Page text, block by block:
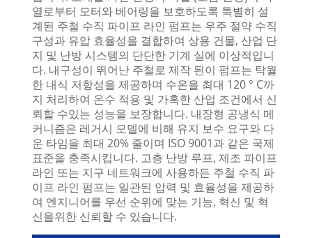
열로부터 모터와 베어링을 보호하도록 특별히 설
계된 주철 수직 파이프 라인 펌프는 우주 절약 수직
구성과 유압 효율성을 결합하여 상용 건물, 산업 단
지 및 난방 시스템의 단단한 기계 실에 이상적입니
다. 내구성이 뛰어난 주철로 제작 된이 펌프는 탁월
한 내식 저항성을 제공하며 수온을 최대 120 ° C까
지 처리하여 온수 적용 및 가혹한 산업 조건에서 신
뢰할 수있는 성능을 보장합니다. 내장형 공냉식 메
커니즘은 레거시 모델에 비해 유지 보수 요구와 다
운 타임을 최대 20% 줄이며 ISO 9001과 같은 국제
표준을 충족시킵니다. 고층 난방 루프, 제조 파이프
라인 또는 지구 네트워크에 사용하든 주철 수직 파
이프 라인 펌프는 일관된 압력 및 효율성을 제공하
여 엔지니어를 우선 순위에 맞는 기능, 혁신 및 혁
신을위한 신뢰할 수 있습니다.